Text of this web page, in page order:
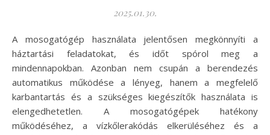
2025.01.30.
A mosogatógép használata jelentősen megkönnyíti a
háztartási feladatokat, és időt spórol meg a
mindennapokban. Azonban nem csupán a berendezés
automatikus működése a lényeg, hanem a megfelelő
karbantartás és a szükséges kiegészítők használata is
elengedhetetlen. A mosogatógépek hatékony
működéséhez, a vízkőlerakódás elkerüléséhez és a